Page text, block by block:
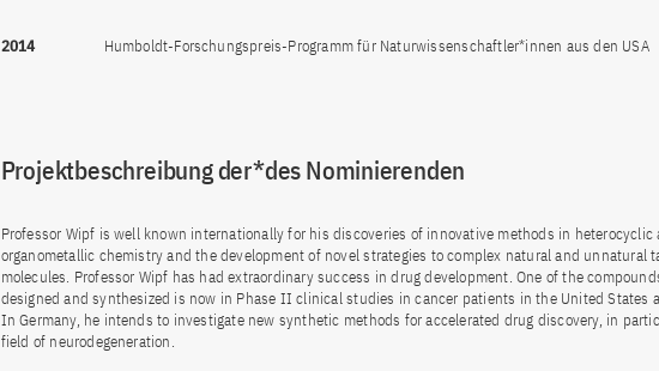
2014 Humboldt-Forschungspreis-Programm für Naturwissenschaftler*innen aus den USA
Projektbeschreibung der*des Nominierenden
Professor Wipf is well known internationally for his discoveries of innovative methods in heterocyclic
organometallic chemistry and the development of novel strategies to complex natural and unnatural
molecules. Professor Wipf has had extraordinary success in drug development. One of the
designed and synthesized is now in Phase II clinical studies in cancer patients in the United States
In Germany, he intends to investigate new synthetic methods for accelerated drug discovery, in
field of neurodegeneration.